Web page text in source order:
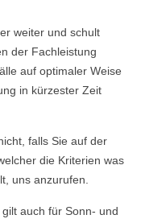
weiter und schult
der Fachleistung
auf optimaler Weise
in kürzester Zeit
falls Sie auf der
die Kriterien was
uns anzurufen.
auch für Sonn- und